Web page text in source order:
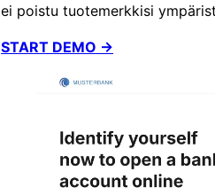
ei poistu tuotemerkkisi
START DEMO →